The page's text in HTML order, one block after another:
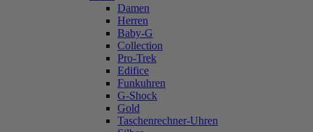
Damen
Herren
Baby-G
Collection
Pro-Trek
Edifice
Funkuhren
G-Shock
Gold
Taschenrechner-Uhren